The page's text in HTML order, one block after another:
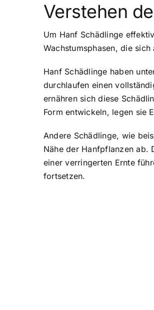
Verstehen
Um Hanf Schädlinge
Wachstumsphasen, die
Hanf Schädlinge haben
durchlaufen einen
ernähren sich diese
Form entwickeln, legen sie
Andere Schädlinge, wie
Nähe der Hanfpflanzen ab.
einer verringerten Ernte
fortsetzen.